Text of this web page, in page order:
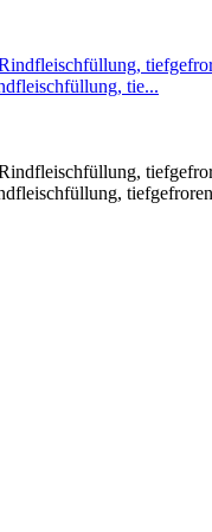
tie...
tiefgefroren